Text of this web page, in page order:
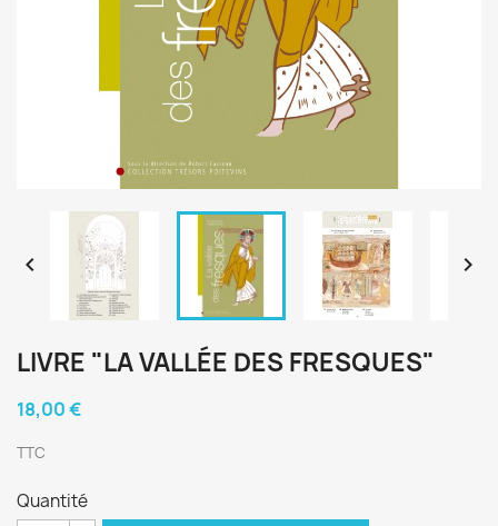
 
LIVRE "LA VALLÉE DES FRESQUES"
18,00 €
TTC
Quantité